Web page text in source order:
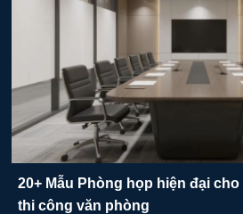
20+ Mẫu Phòng họp hiện đại
thi công văn phòng